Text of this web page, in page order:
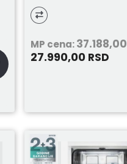
MP cena:37.188,00
27.990,00 RSD